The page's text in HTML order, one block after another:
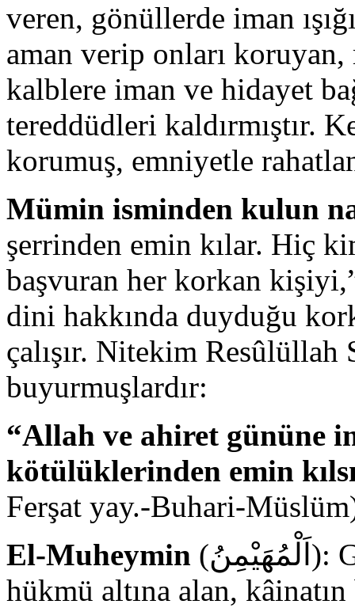
veren, gönüllerde iman
aman verip onları
kalblere iman ve hidayet
tereddüdleri kaldırmıştır.
korumuş, emniyetle
Mümin isminden kulun
şerrinden emin kılar. Hiç
başvuran her korkan
dini hakkında duyduğu
çalışır. Nite­kim
buyurmuşlardır:
“Allah ve ahiret gününe
kötü­lüklerinden emin
Ferşat yay.-Buhari-
El-Muheymin (اَلْمُهَيْمِنُ): Gözeten, gözetici ve koruyucu,
hükmü altına alan,